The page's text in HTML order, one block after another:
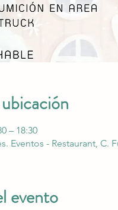
– 18:30
Eventos - Restaurant, C.
evento